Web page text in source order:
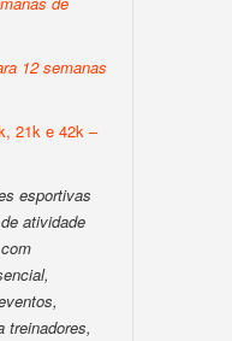
12 semanas
21k e 42k –
esportivas
atividade
treinadores,